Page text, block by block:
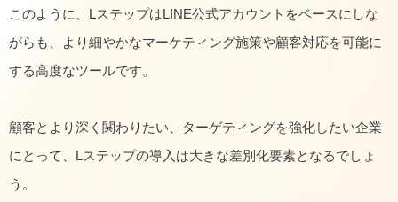
このように、LステップはLINE公式アカウントをベースにしな
がらも、より細やかなマーケティング施策や顧客対応を可能に
する高度なツールです。
顧客とより深く関わりたい、ターゲティングを強化したい企業
にとって、Lステップの導入は大きな差別化要素となるでしょ
う。